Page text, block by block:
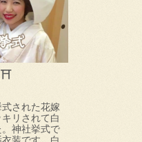
⛩
された花嫁
リされて白
神社挙式で